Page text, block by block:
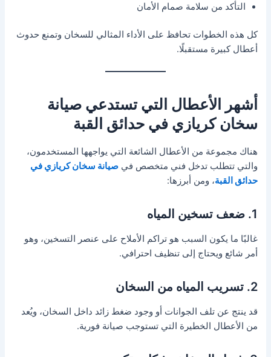
التأكد من سلامة صمام الأمان
كل هذه الخطوات تحافظ على الأداء المثالي للسخان وتمنع حدوث
أعطال كبيرة مستقبلًا.
أشهر الأعطال التي تستدعي صيانة
سخان كريازي في حدائق القبة
هناك مجموعة من الأعطال الشائعة التي يواجهها المستخدمون،
والتي تتطلب تدخل فني متخصص فيصيانة سخان كريازي في
حدائق القبة، ومن أبرزها:
1. ضعف تسخين المياه
غالبًا ما يكون السبب هو تراكم الأملاح على عنصر التسخين، وهو
أمر شائع ويحتاج إلى تنظيف احترافي.
2. تسريب المياه من السخان
قد ينتج عن تلف الجوانات أو وجود ضغط زائد داخل السخان، ويُعد
من الأعطال الخطيرة التي تستوجب صيانة فورية.